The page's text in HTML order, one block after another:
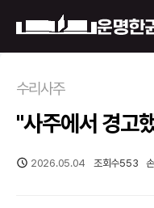
운명한권 보
미래 배우자
수리사주
"사주에서 경고
2026.05.04 조회수553